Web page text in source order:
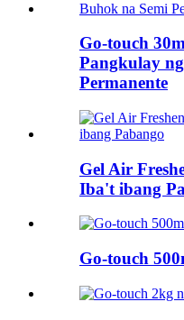
Go-touch
Pangkulay
Permanente
Gel Air
Iba't ibang
Go-touch